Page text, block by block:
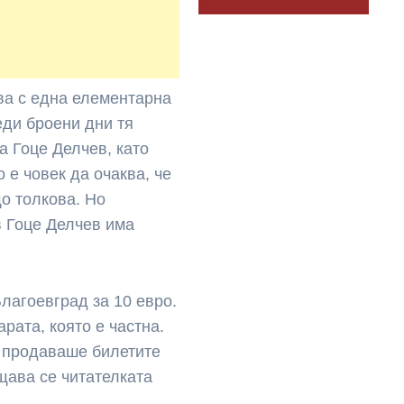
с една елементарна
броени дни тя
Гоце Делчев, като
е човек да очаква, че
толкова. Но
Гоце Делчев има
за 10 евро.
която е частна.
билетите
се читателката